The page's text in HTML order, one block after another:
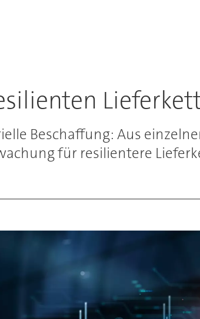
Beschaffung: Aus
für resilientere